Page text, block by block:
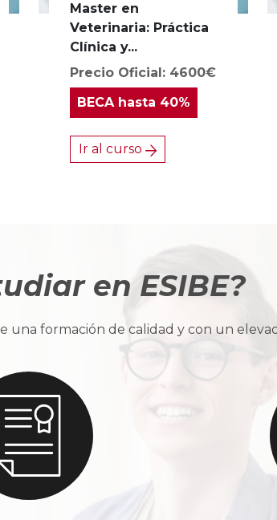
Master en
Veterinaria: Práctica
Clínica y...
Precio Oficial: 4600€
BECAhasta 40%
Ir al curso
en ESIBE?
una formación de calidad y con un